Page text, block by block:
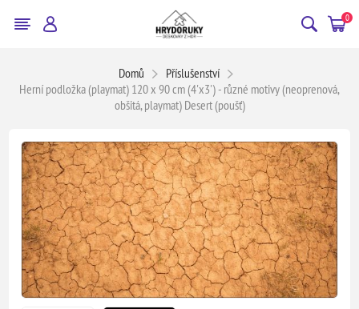
0
Domů
Příslušenství
Herní podložka (playmat) 120 x 90 cm (4'x3') - různé motivy (neoprenová,
obšitá, playmat) Desert (poušť)